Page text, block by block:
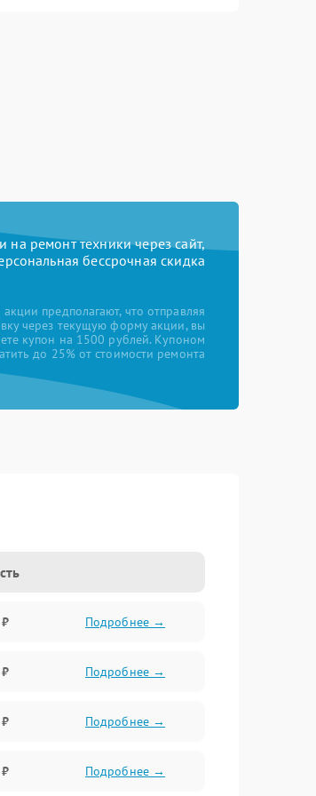
ремонт техники через сайт,
бессрочная скидка
акции предполагают, что отправляя
через текущую форму акции, вы
купон на 1500 рублей. Купоном
до 25% от стоимости ремонта
Подробнее →
Подробнее →
Подробнее →
Подробнее →